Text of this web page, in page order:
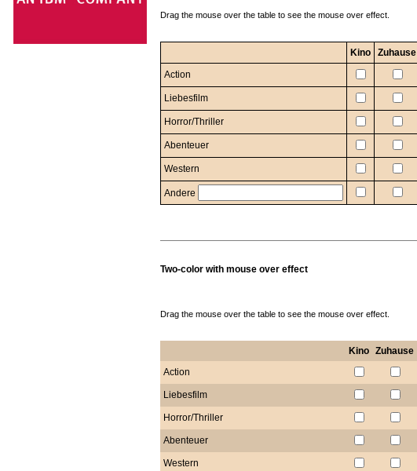
Drag the mouse over the table to see the mouse over effect.
Kino Zuhause
Action
Liebesfilm
Horror/Thriller
Abenteuer
Western
Andere
Two-color with mouse over effect
Drag the mouse over the table to see the mouse over effect.
Kino Zuhause
Action
Liebesfilm
Horror/Thriller
Abenteuer
Western